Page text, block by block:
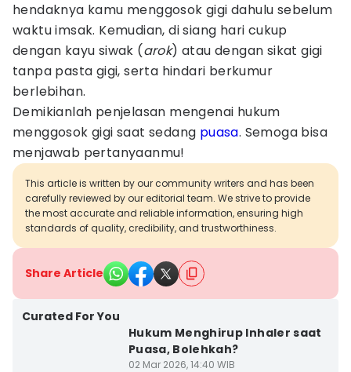
hendaknya kamu menggosok gigi dahulu sebelum
waktu imsak. Kemudian, di siang hari cukup
dengan kayu siwak (arok) atau dengan sikat gigi
tanpa pasta gigi, serta hindari berkumur
berlebihan.
Demikianlah penjelasan mengenai hukum
menggosok gigi saat sedang puasa. Semoga bisa
menjawab pertanyaanmu!
This article is written by our community writers and has been
carefully reviewed by our editorial team. We strive to provide
the most accurate and reliable information, ensuring high
standards of quality, credibility, and trustworthiness.
Share Article
Curated For You
Hukum Menghirup Inhaler saat
Puasa, Bolehkah?
02 Mar 2026, 14:40 WIB